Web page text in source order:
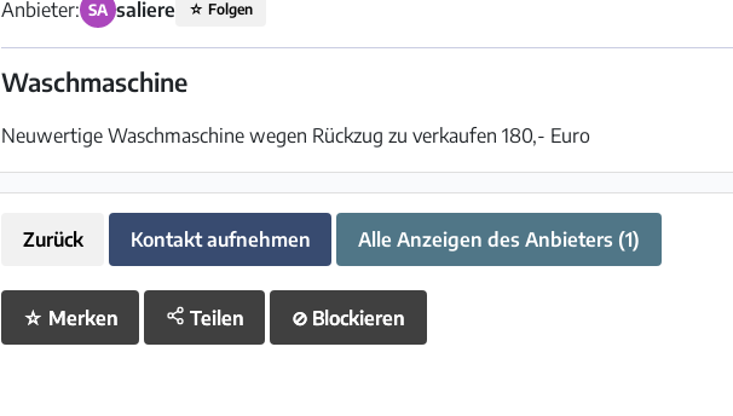
Anbieter: SA saliere ☆ Folgen
Waschmaschine
Neuwertige Waschmaschine wegen Rückzug zu verkaufen 180,- Euro
Zurück Kontakt aufnehmen Alle Anzeigen des Anbieters (1)
☆ Merken Teilen ⊘ Blockieren